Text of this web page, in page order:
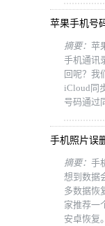
苹果手机号
摘要： 苹
手机通讯
回呢？我
iCloud同
号码通过
手机照片误
摘要： 手
想到数据
多数据恢
家推荐一
安卓恢复